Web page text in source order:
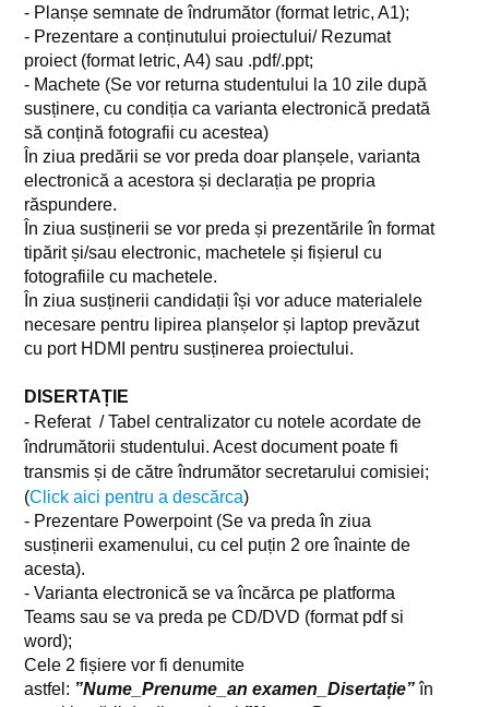
Proiecte
Proiect rose
Proiect PrimStudAEU
Contracte de studii
Burse
Tabere studențești
Cazare studenti
Erasmus
Taxe
Exmatriculări
Transfer interuniversitar
Regulamente și Metodologii
Absolvenți
Transport local
Practică
Ghid studenți
- Planșe semnate de îndrumător (format letric, A1);
- Prezentare a conținutului proiectului/ Rezumat
proiect (format letric, A4) sau .pdf/.ppt;
- Machete (Se vor returna studentului la 10 zile după
susținere, cu condiția ca varianta electronică predată
să conțină fotografii cu acestea)
În ziua predării se vor preda doar planșele, varianta
electronică a acestora și declarația pe propria
răspundere.
În ziua susținerii se vor preda și prezentările în format
tipărit și/sau electronic, machetele și fișierul cu
fotografiile cu machetele.
În ziua susținerii candidații își vor aduce materialele
necesare pentru lipirea planșelor și laptop prevăzut
cu port HDMI pentru susținerea proiectului.
DISERTAȚIE
- Referat / Tabel centralizator cu notele acordate de
îndrumătorii studentului. Acest document poate fi
transmis și de către îndrumător secretarului comisiei;
(Click aici pentru a descărca)
- Prezentare Powerpoint (Se va preda în ziua
susținerii examenului, cu cel puțin 2 ore înainte de
acesta).
- Varianta electronică se va încărca pe platforma
Teams sau se va preda pe CD/DVD (format pdf si
word);
Cele 2 fișiere vor fi denumite
astfel: ”Nume_Prenume_an examen_Disertație”în